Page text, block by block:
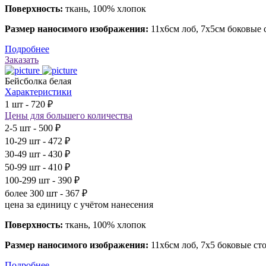
Поверхность: ткань, 100% хлопок
Размер наносимого изображения: 11х6см лоб, 7х5см боковые
Подробнее
Заказать
Бейсболка белая
Характеристики
1 шт - 720 ₽
Цены для большего количества
2-5 шт - 500 ₽
10-29 шт - 472 ₽
30-49 шт - 430 ₽
50-99 шт - 410 ₽
100-299 шт - 390 ₽
более 300 шт - 367 ₽
цена за единицу с учётом нанесения
Поверхность: ткань, 100% хлопок
Размер наносимого изображения: 11х6см лоб, 7х5 боковые